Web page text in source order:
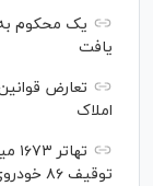
یک محکوم به
یافت
تعارض
املاک
توقیف ۸۶ خودروی لوکس، ۱۸۷ قطعه زمین و ۸۶ واحد آپارتمان